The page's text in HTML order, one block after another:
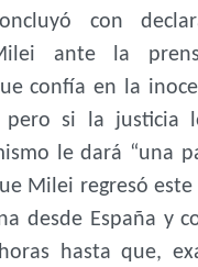
con
ante la
confía en la
pero si la justicia
le dará “una
Milei regresó este
desde España y
hasta que,